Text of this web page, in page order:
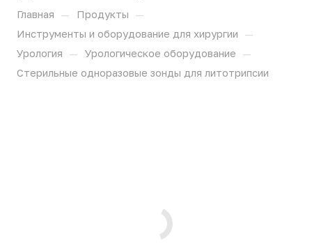
Главная — Продукты —
Инструменты и оборудование для хирургии —
Урология — Урологическое оборудование —
Стерильные одноразовые зонды для литотрипсии